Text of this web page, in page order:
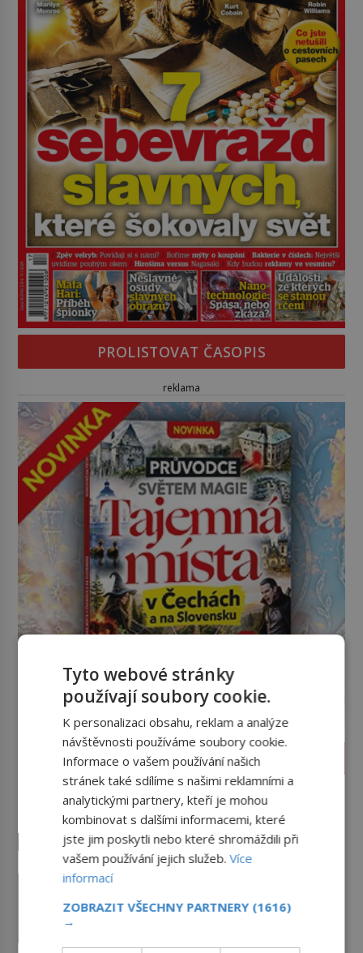
PROLISTOVAT ČASOPIS
reklama
ZÁHADY A TAJEMSTVÍ
Klenot skrytý pod podlahou:
Jak se unikátní románský
poklad dostal do zapadlého
Bečova?
Příběh relikviáře svatého Maura
dodnes fascinuje historiky i
milovníky záhad po celém světě.
korunovačních klenotech druhým
zmizela nejzáhadnější knihovna
Evropy?
V komnatách Pražského hradu se
Tyto webové stránky
používají soubory cookie.
K personalizaci obsahu, reklam a analýze
návštěvnosti používáme soubory cookie.
Informace o vašem používání našich
stránek také sdílíme s našimi reklamními a
analytickými partnery, kteří je mohou
kombinovat s dalšími informacemi, které
jste jim poskytli nebo které shromáždili při
vašem používání jejich služeb.Více
informací
ZOBRAZIT VŠECHNY PARTNERY (1616)
→